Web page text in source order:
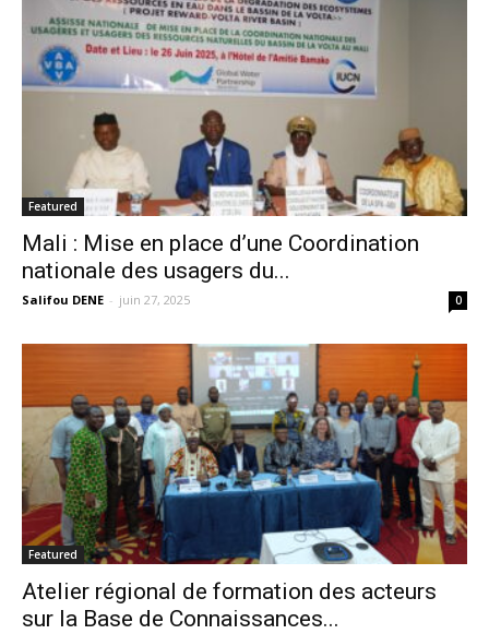
Featured
Mali : Mise en place d’une Coordination
nationale des usagers du...
Salifou DENE - juin 27, 2025 0
Featured
Atelier régional de formation des acteurs
sur la Base de Connaissances...